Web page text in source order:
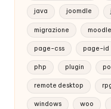
java joomdle
migrazione moodle
page-css page-id
php plugin
remote desktop
windows woo